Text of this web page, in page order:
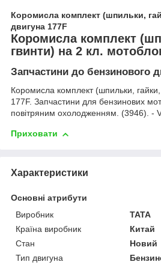
Коромисла комплект (шпильки,
двигуна 177F
Коромисла комплект
гвинти) на 2 кл.
Запчастини до бензинового
Коромисла комплект (шпильки,
177F. Запчастини для бензинових
повітряним охолодженням. (3946). -
Приховати
Характеристики
Основні атрибути
Виробник
TATA
Країна виробник
Китай
Стан
Новий
Тип двигуна